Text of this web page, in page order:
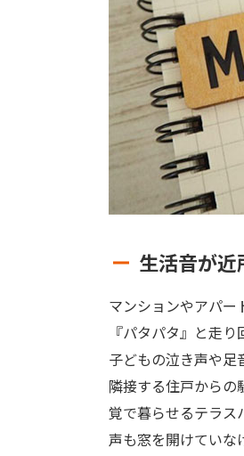
生活音が
マンションやアパー
『パタパタ』と走
子どもの泣き声や足
隣接する住戸からの
覚で暮らせるテラス
声も窓を開けていな